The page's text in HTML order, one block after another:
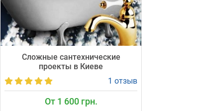
Сложные сантехнические
проекты в Киеве
1 отзыв
От 1 600 грн.